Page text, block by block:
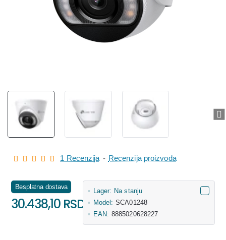
1 Recenzija - Recenzija proizvoda
Besplatna dostava
30.438,10 RSD
Lager: Na stanju
Model: SCA01248
EAN: 8885020628227